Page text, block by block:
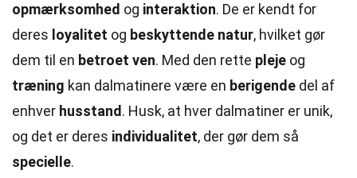
opmærksomhed og interaktion. De er kendt for
deres loyalitet og beskyttende natur, hvilket gør
dem til en betroet ven. Med den rette pleje og
træning kan dalmatinere være en berigende del af
enhver husstand . Husk, at hver dalmatiner er unik,
og det er deres individualitet, der gør dem så
specielle.